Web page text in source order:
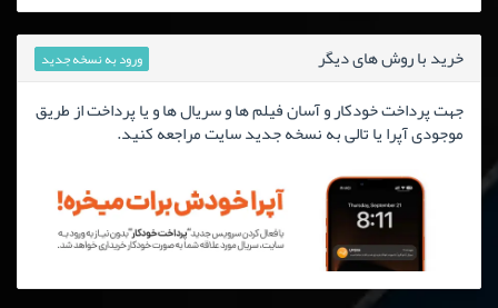
خرید با روش های دیگر ورود به نسخه جدید
جهت پرداخت خودکار و آسان فیلم ها و سریال ها و یا پرداخت از طریق
موجودی آپرا یا تالی به نسخه جدید سایت مراجعه کنید.